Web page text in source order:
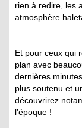
rien à redire, les
atmosphère
Et pour ceux qui
plan avec
dernières
plus soutenu et
découvrirez
l’époque !